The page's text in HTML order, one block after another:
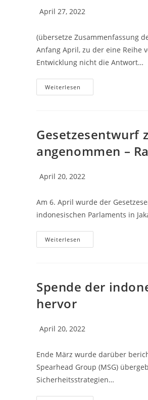
April 27, 2022
(übersetze Zusammenfassung
Anfang April, zu der eine Reihe
Entwicklung nicht die Antwort…
Weiterlesen
Gesetzesentwurf
angenommen –
April 20, 2022
Am 6. April wurde der
indonesischen Parlaments in
Weiterlesen
Spende der
hervor
April 20, 2022
Ende März wurde darüber
Spearhead Group (MSG)
Sicherheitsstrategien…